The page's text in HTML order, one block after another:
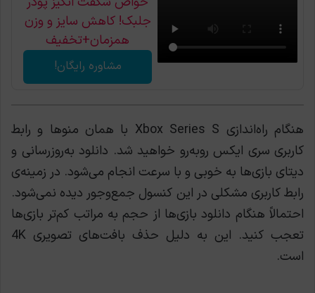
جلبک! کاهش سایز و وزن
همزمان+تخفیف
مشاوره رایگان!
هنگام راه‌اندازی Xbox Series S با همان منوها و رابط
کاربری سری ایکس روبه‌رو خواهید شد. دانلود به‌روزرسانی و
دیتای بازی‌ها به خوبی و با سرعت انجام می‌شود. در زمینه‌ی
رابط کاربری مشکلی در این کنسول جمع‌وجور دیده نمی‌شود.
احتمالاً هنگام دانلود بازی‌ها از حجم به مراتب کم‌تر بازی‌ها
تعجب کنید. این به دلیل حذف بافت‌های تصویری 4K
است.